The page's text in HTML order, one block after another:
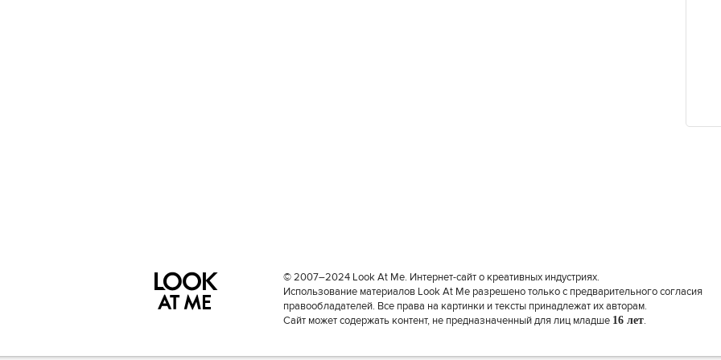
© 2007–2024 Look At Me. Интернет-сайт о креативных индустриях.
Использование материалов Look At Me разрешено только с предварительного согласия
правообладателей. Все права на картинки и тексты принадлежат их авторам.
Сайт может содержать контент, не предназначенный для лиц младше 16 лет.